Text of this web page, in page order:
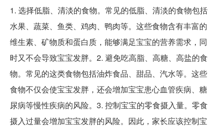
1. 选择低脂、清淡的食物。常见的低脂、清淡的食物包括
水果、蔬菜、鱼类、鸡肉、鸭肉等。这些食物含有丰富的
维生素、矿物质和蛋白质，能够满足宝宝的营养需求，同
时又不会导致宝宝发胖。2. 避免吃高脂、高糖、高盐的食
物。常见的这类食物包括油炸食品、甜品、汽水等。这些
食物不仅会使宝宝发胖，还会增加宝宝患心血管疾病、糖
尿病等慢性疾病的风险。3. 控制宝宝的零食摄入量。零食
摄入过量会增加宝宝发胖的风险。因此，家长应该控制宝